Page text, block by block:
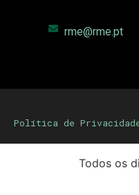
rme@rme.pt
Política de
Todos os